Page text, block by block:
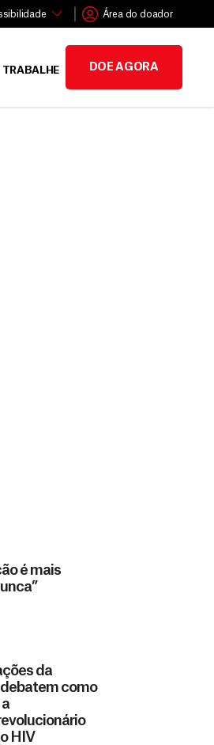
Área do doador
TRABALHE DOE AGORA
é mais
da
como
HIV